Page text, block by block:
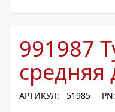
991987
средняя
АРТИКУЛ: 51985